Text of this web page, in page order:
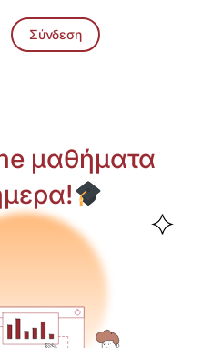
Σύνδεση
μαθήματα